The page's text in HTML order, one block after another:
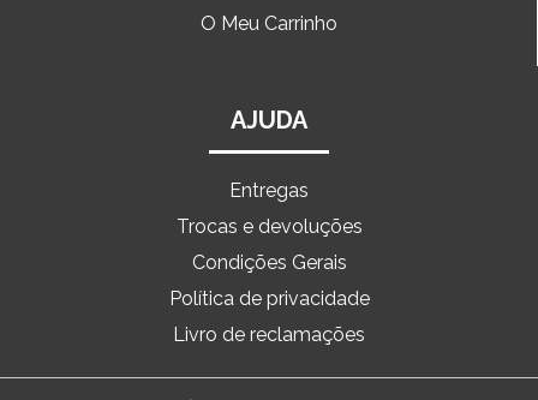
O Meu Carrinho
AJUDA
Entregas
Trocas e devoluções
Condições Gerais
Política de privacidade
Livro de reclamações